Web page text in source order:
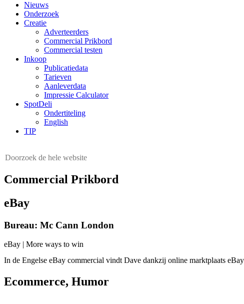
Nieuws
Onderzoek
Creatie
Adverteerders
Commercial Prikbord
Commercial testen
Inkoop
Publicatiedata
Tarieven
Aanleverdata
Impressie Calculator
SpotDeli
Ondertiteling
English
TIP
Commercial Prikbord
eBay
Bureau: Mc Cann London
eBay | More ways to win
In de Engelse eBay commercial vindt Dave dankzij online marktplaats
Ecommerce, Humor